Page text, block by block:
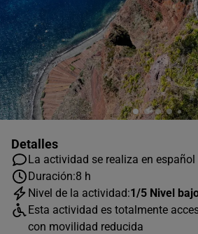
AGOSTO 2026
L
M X J
Detalles
La actividad se realiza en español
Duración:8 h
Nivel de la actividad:1/5 Nivel
Esta actividad es totalmente
con movilidad reducida